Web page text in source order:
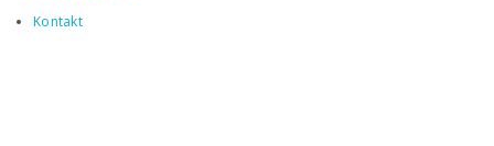
Kontakt